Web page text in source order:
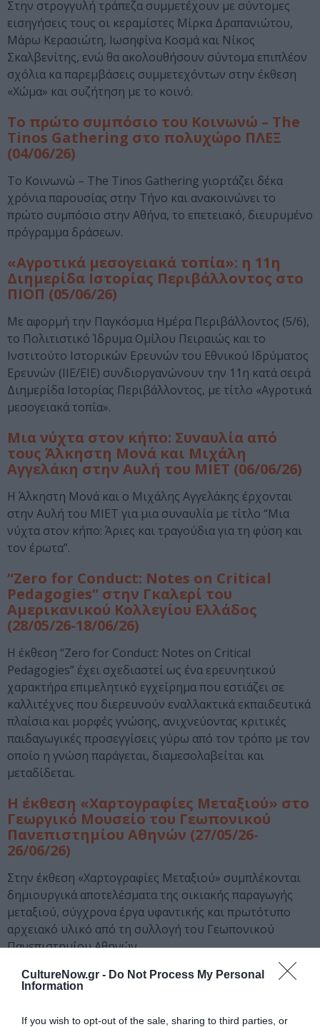
CultureNow.gr - Do Not Process My Personal
Information
If you wish to opt-out of the sale, sharing to third parties, or
Στην στρογγυλή τράπεζα συμμετέχουν με σύντομες
εισηγήσεις τους οι κεραμίστες Μίρκα Δραπανιώτου,
Μάρω Κερασιώτη, Ιωσηφίνα Κοσμά και Νίκος
Σκαλβενίτης, ενώ θα ακολουθήσουν σύντομα επιπλέον
σχόλια κα παρεμβάσεις συμμετεχόντων στην έκθεση
«Χώμα» και συζήτηση με το κοινό.
Το πρώτο συμπόσιο του Κοινωνώ – The
Tinos Gathering στο πολυχώρο ΠΛΕΞ
(04/06/26)
Το Κοινωνώ – The Tinos Gathering γιορτάζει δέκα
χρόνια παρουσίας στην Τήνο και ανακοινώνει το
πρώτο συμπόσιο στην Αθήνα, το επετειακό, διευρυμένο
πρόγραμμα δράσεων.
«Αγροτικά μεσογειακά τοπία»: η 11η
Διημερίδα Ιστορίας Περιβάλλοντος στο
ΠΙΟΠ (05/06/26)
Με αφορμή την Παγκόσμια Ημέρα Περιβάλλοντος (5/6),
το Πολιτιστικό Ίδρυμα Ομίλου Πειραιώς και το
Ινστιτούτο Ιστορικών Ερευνών του Εθνικού Ιδρύματος
Ερευνών (ΙΙΕ/ΕΙΕ) συνδιοργανώνουν την 11η κατά σειρά
Διημερίδα Ιστορίας Περιβάλλοντος, με τίτλο «Αγροτικά
μεσογειακά τοπία».
Μια νύχτα στον κήπο: Συναυλία από
τους Άλκηστη Μονά και Μιχάλη
Αγγελάκη στην Αυλή του ΜΙΕΤ (06/06/26)
Η Άλκηστη Μονά και ο Μιχάλης Αγγελάκης έρχονται
στην Αυλή του ΜΙΕΤ για μια συναυλία με τίτλο “Μια
νύχτα στον κήπο: Άριες και τραγούδια για τη φύση και
τον έρωτα”.
“Zero for Conduct: Notes on Critical
Pedagogies” στην Γκαλερί του
Αμερικανικού Κολλεγίου Ελλάδος
(28/05/26-18/06/26)
Η έκθεση “Zero for Conduct: Notes on Critical
Pedagogies” έχει σχεδιαστεί ως ένα ερευνητικού
χαρακτήρα επιμελητικό εγχείρημα που εστιάζει σε
καλλιτέχνες που διερευνούν εναλλακτικά εκπαιδευτικά
πλαίσια και μορφές γνώσης, ανιχνεύοντας κριτικές
παιδαγωγικές προσεγγίσεις γύρω από τον τρόπο με τον
οποίο η γνώση παράγεται, διαμεσολαβείται και
μεταδίδεται.
Η έκθεση «Χαρτογραφίες Μεταξιού» στο
Γεωργικό Μουσείο του Γεωπονικού
Πανεπιστημίου Αθηνών (27/05/26-
26/06/26)
Στην έκθεση «Χαρτογραφίες Μεταξιού» συμπλέκονται
δημιουργικά αποτελέσματα της οικιακής παραγωγής
μεταξιού, σύγχρονα έργα υφαντικής και πρωτότυπο
αρχειακό υλικό από τη συλλογή του Γεωπονικού
Πανεπιστημίου Αθηνών.
“Riot on Mars”: Έκθεση από την Ειρήνη
Ευσταθίου στην γκαλερί Ελένη